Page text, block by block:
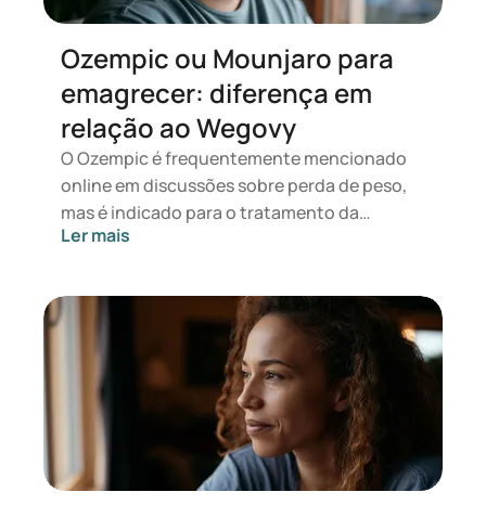
Ozempic ou Mounjaro para
emagrecer: diferença em
relação ao Wegovy
O Ozempic é frequentemente mencionado
online em discussões sobre perda de peso,
mas é indicado para o tratamento da
diabetes tipo 2. Caso procure um
medicamentos como Mounjaro e Wegovy
são mais apropriados. A escolha do
tratamento adequado será determinada por
um médico com base na sua saúde, IMC e
utilização de outros medicamentos.
Ler mais